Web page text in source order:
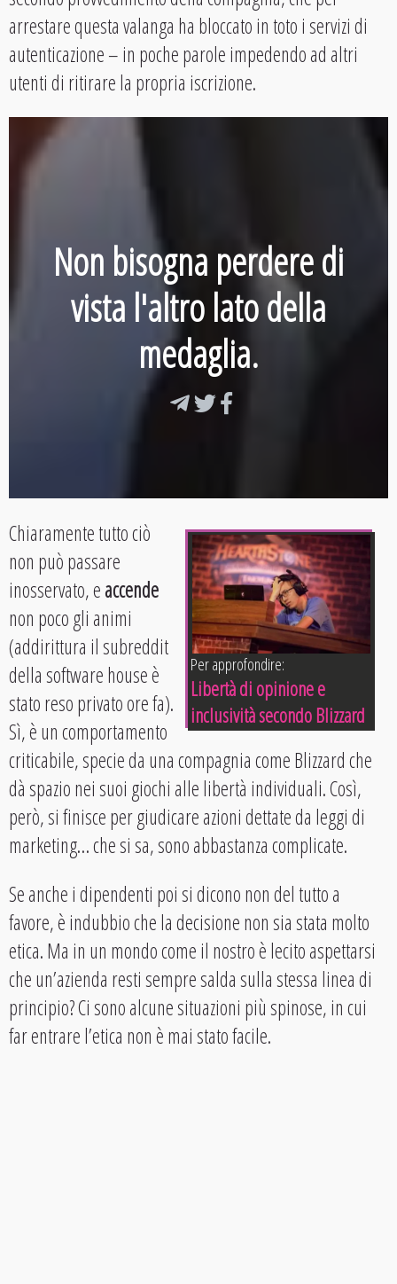
arrestare questa valanga ha bloccato in toto i servizi di
autenticazione – in poche parole impedendo ad altri
utenti di ritirare la propria iscrizione.
Non bisogna perdere di
vista l'altro lato della
medaglia.
Per approfondire:
Libertà di opinione e
inclusività secondo Blizzard
Chiaramente tutto ciò
non può passare
inosservato, eaccende
non poco gli animi
(addirittura il subreddit
della software house è
stato reso privato ore fa).
Sì, è un comportamento
criticabile, specie da una compagnia come Blizzard che
dà spazio nei suoi giochi alle libertà individuali. Così,
però, si finisce per giudicare azioni dettate da leggi di
marketing… che si sa, sono abbastanza complicate.
Se anche i dipendenti poi si dicono non del tutto a
favore, è indubbio che la decisione non sia stata molto
etica. Ma in un mondo come il nostro è lecito aspettarsi
che un’azienda resti sempre salda sulla stessa linea di
principio? Ci sono alcune situazioni più spinose, in cui
far entrare l’etica non è mai stato facile.